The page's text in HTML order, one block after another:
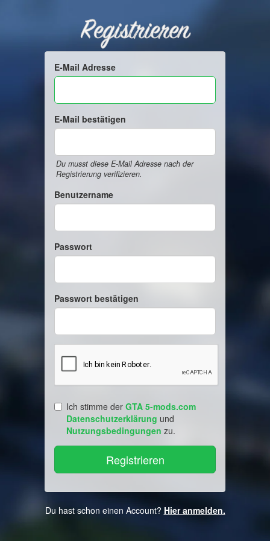
Registrieren
E-Mail Adresse
E-Mail bestätigen
Du musst diese E-Mail Adresse nach der
Registrierung verifizieren.
Benutzername
Passwort
Passwort bestätigen
Ich stimme der GTA 5-mods.com
Datenschutzerklärung und
Nutzungsbedingungen zu.
Du hast schon einen Account? Hier anmelden.